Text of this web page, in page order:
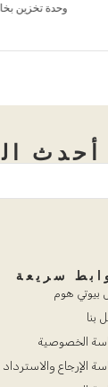
وحدة تخزين
سريعة
بيوتي هوم
بنا
الخصوصية
الإرجاع والاسترداد